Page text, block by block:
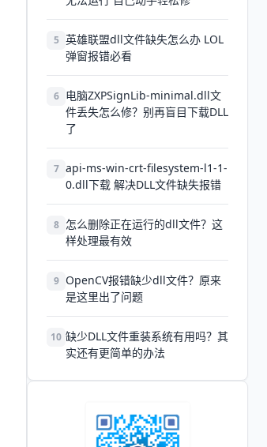
5 英雄联盟dll文件缺失怎么办 LOL
弹窗报错必看
6 电脑ZXPSignLib-minimal.dll文
件丢失怎么修？别再盲目下载DLL
了
7 api-ms-win-crt-filesystem-l1-1-
0.dll下载 解决DLL文件缺失报错
8 怎么删除正在运行的dll文件？这
样处理最有效
9 OpenCV报错缺少dll文件？原来
是这里出了问题
10 缺少DLL文件重装系统有用吗？其
实还有更简单的办法